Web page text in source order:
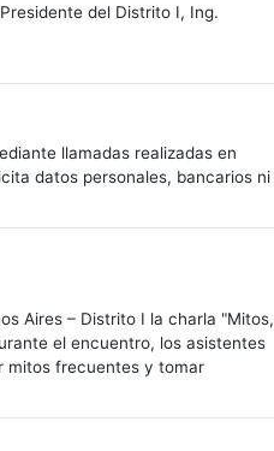
del Distrito I, Ing.
llamadas realizadas en
datos personales, bancarios ni
Aires – Distrito I la charla "Mitos,
el encuentro, los asistentes
mitos frecuentes y tomar